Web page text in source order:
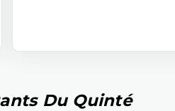
Du Quinté